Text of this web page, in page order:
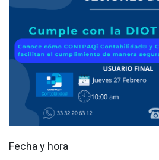
Fecha y hora